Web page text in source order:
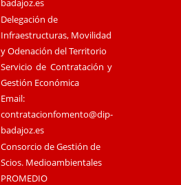
badajoz.es
Delegación de
Infraestructuras, Movilidad
y Odenación del Territorio
Servicio de Contratación y
Gestión Económica
Email:
contratacionfomento@dip-
badajoz.es
Consorcio de Gestión de
Scios. Medioambientales
PROMEDIO